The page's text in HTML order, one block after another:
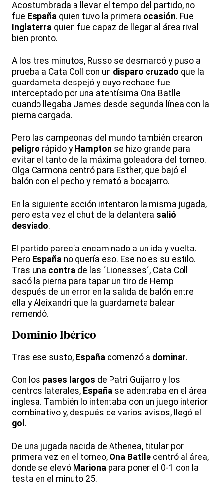
Acostumbrada a llevar el tempo del partido, no
fue España quien tuvo la primera ocasión. Fue
Inglaterra quien fue capaz de llegar al área rival
bien pronto.
A los tres minutos, Russo se desmarcó y puso a
prueba a Cata Coll con un disparo cruzado que la
guardameta despejó y cuyo rechace fue
interceptado por una atentísima Ona Batlle
cuando llegaba James desde segunda línea con la
pierna cargada.
Pero las campeonas del mundo también crearon
peligro rápido y Hampton se hizo grande para
evitar el tanto de la máxima goleadora del torneo.
Olga Carmona centró para Esther, que bajó el
balón con el pecho y remató a bocajarro.
En la siguiente acción intentaron la misma jugada,
pero esta vez el chut de la delantera salió
desviado.
El partido parecía encaminado a un ida y vuelta.
Pero España no quería eso. Ese no es su estilo.
Tras una contra de las ´Lionesses´, Cata Coll
sacó la pierna para tapar un tiro de Hemp
después de un error en la salida de balón entre
ella y Aleixandri que la guardameta balear
remendó.
Dominio Ibérico
Tras ese susto, España comenzó a dominar.
Con los pases largos de Patri Guijarro y los
centros laterales, España se adentraba en el área
inglesa. También lo intentaba con un juego interior
combinativo y, después de varios avisos, llegó el
gol .
De una jugada nacida de Athenea, titular por
primera vez en el torneo, Ona Batlle centró al área,
donde se elevó Mariona para poner el 0-1 con la
testa en el minuto 25.